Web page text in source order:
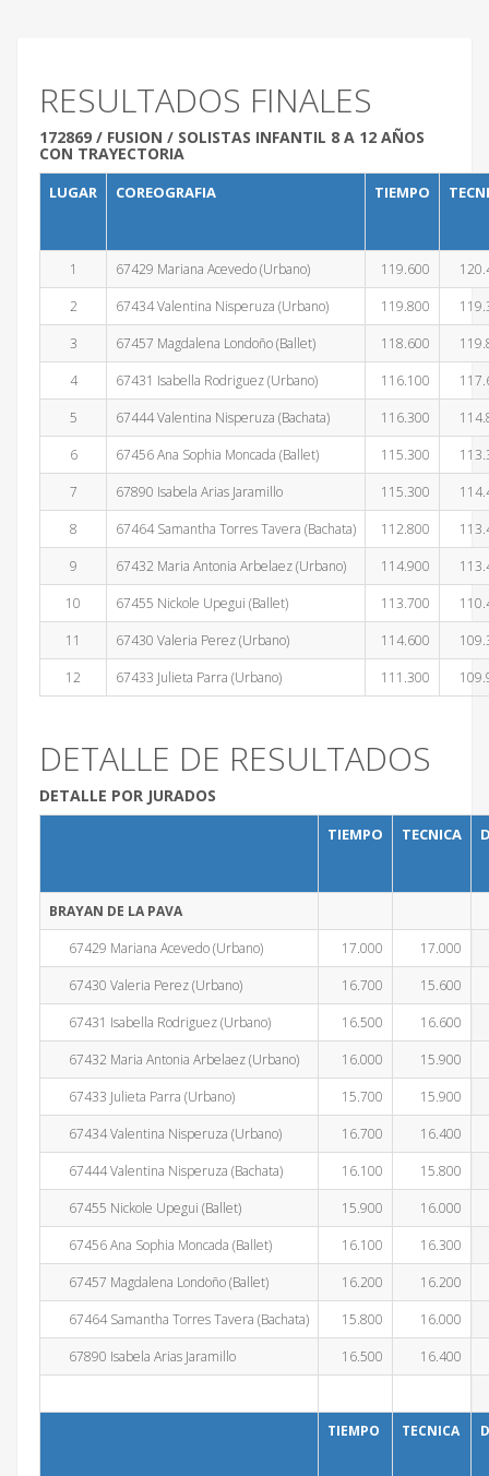
RESULTADOS FINALES
172869 / FUSION / SOLISTAS INFANTIL 8 A 12 AÑOS
CON TRAYECTORIA
LUGAR COREOGRAFIA TIEMPO
1 67429 Mariana Acevedo (Urbano) 119.600
2
67434 Valentina Nisperuza (Urbano) 119.800
3
67457 Magdalena Londoño (Ballet) 118.600
4
67431 Isabella Rodriguez (Urbano) 116.100
5
67444 Valentina Nisperuza (Bachata) 116.300
6
67456 Ana Sophia Moncada (Ballet) 115.300
7
67890 Isabela Arias Jaramillo 115.300
8
67464 Samantha Torres Tavera (Bachata) 112.800
9
67432 Maria Antonia Arbelaez (Urbano) 114.900
10
67455 Nickole Upegui (Ballet) 113.700
11
67430 Valeria Perez (Urbano) 114.600
12
67433 Julieta Parra (Urbano) 111.300
DETALLE DE RESULTADOS
DETALLE POR JURADOS
TIEMPO TECNICA
BRAYAN DE LA PAVA
67429 Mariana Acevedo (Urbano)
17.000
17.000
67430 Valeria Perez (Urbano)
16.700
15.600
67431 Isabella Rodriguez (Urbano)
16.500
16.600
67432 Maria Antonia Arbelaez (Urbano)
16.000
15.900
67433 Julieta Parra (Urbano)
15.700
15.900
67434 Valentina Nisperuza (Urbano)
16.700
16.400
67444 Valentina Nisperuza (Bachata)
16.100
15.800
67455 Nickole Upegui (Ballet)
15.900
16.000
67456 Ana Sophia Moncada (Ballet)
16.100
16.300
67457 Magdalena Londoño (Ballet)
16.200
16.200
67464 Samantha Torres Tavera (Bachata)
15.800
16.000
67890 Isabela Arias Jaramillo
16.500 16.400
TIEMPO TECNICA